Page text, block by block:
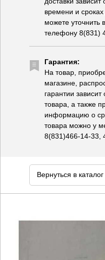
времени и
можете уточнить
телефону 8(831)
Гарантия:
На товар,
магазине,
гарантии
товара, а также
информацию о
товара можно у
8(831)466-14-33,
Вернуться в каталог